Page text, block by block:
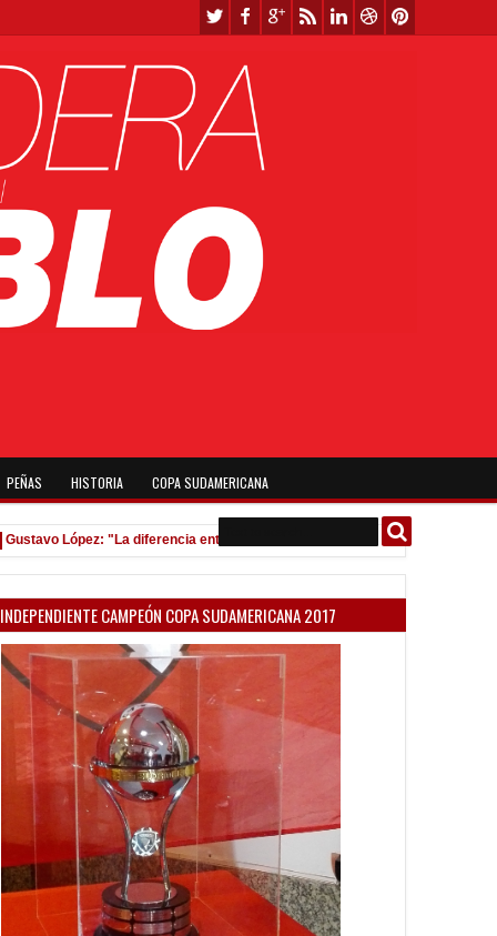
PEÑAS HISTORIA COPA SUDAMERICANA
López: "La diferencia entre Vélez e Independiente está en las Inferiores"
INDEPENDIENTE CAMPEÓN COPA SUDAMERICANA 2017